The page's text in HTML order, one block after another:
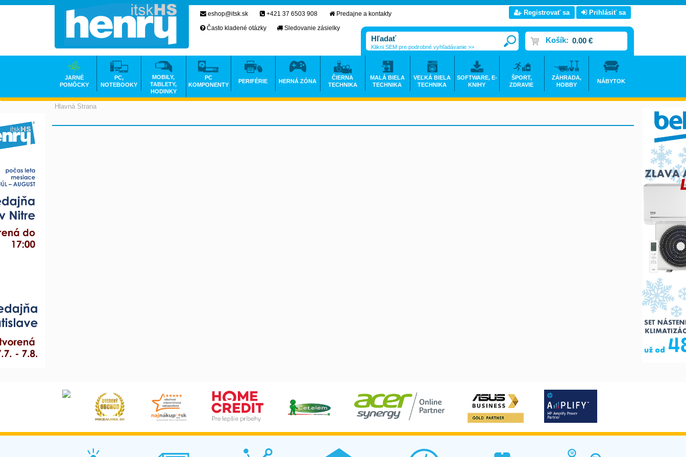
Hlavná Strana
eshop@itsk.sk +421 37 6503 908
Predajne a kontakty
Často kladené otázky
Sledovanie zásielky
Registrovať sa Prihlásiť sa
Košík: 0.00 €
Klikni SEM pre podrobné vyhľadávanie >>
JARNÉ
POMÔCKY
PC,
NOTEBOOKY
MOBILY,
TABLETY,
HODINKY
PC
KOMPONENTY
PERIFÉRIE HERNÁ ZÓNA
ČIERNA
TECHNIKA
MALÁ BIELA
TECHNIKA
VEĽKÁ BIELA
TECHNIKA
SOFTWARE, E-
KNIHY
ŠPORT,
ZDRAVIE
ZÁHRADA,
HOBBY
NÁBYTOK